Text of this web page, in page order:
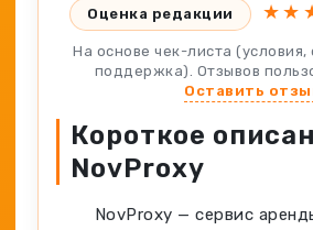
Адалт
Spy-сервисы
Вайты
Проверка анонимности
Конвертер cookies
Генератор личности
Оценка редакции ★★
На основе чек-листа (условия,
поддержка). Отзывов
Оставить
Короткое
NovProxy
NovProxy — сервис